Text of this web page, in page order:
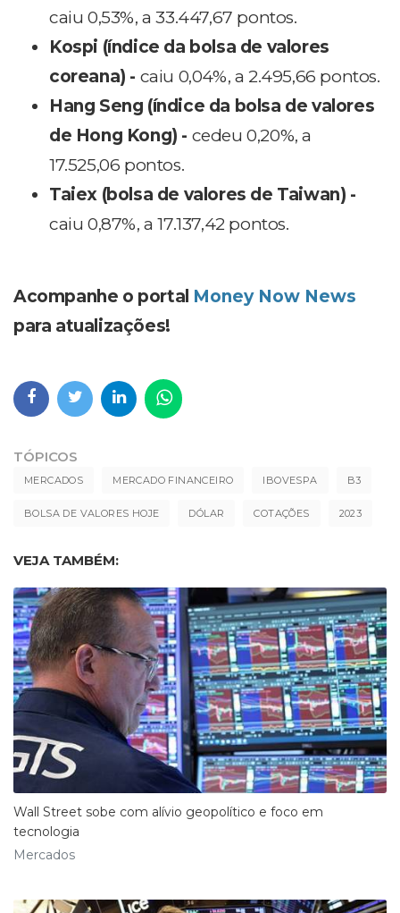
caiu 0,53%, a 33.447,67 pontos.
Kospi (índice da bolsa de valores
coreana) - caiu 0,04%, a 2.495,66 pontos.
Hang Seng (índice da bolsa de valores
de Hong Kong) - cedeu 0,20%, a
17.525,06 pontos.
Taiex (bolsa de valores de Taiwan) -
caiu 0,87%, a 17.137,42 pontos.
Acompanhe o portal Money Now News
para atualizações!
TÓPICOS
MERCADOS MERCADO FINANCEIRO IBOVESPA B3
BOLSA DE VALORES HOJE DÓLAR COTAÇÕES 2023
VEJA TAMBÉM:
Wall Street sobe com alívio geopolítico e foco em
tecnologia
Mercados